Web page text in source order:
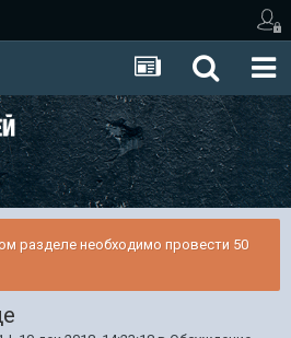
разделе необходимо провести 50